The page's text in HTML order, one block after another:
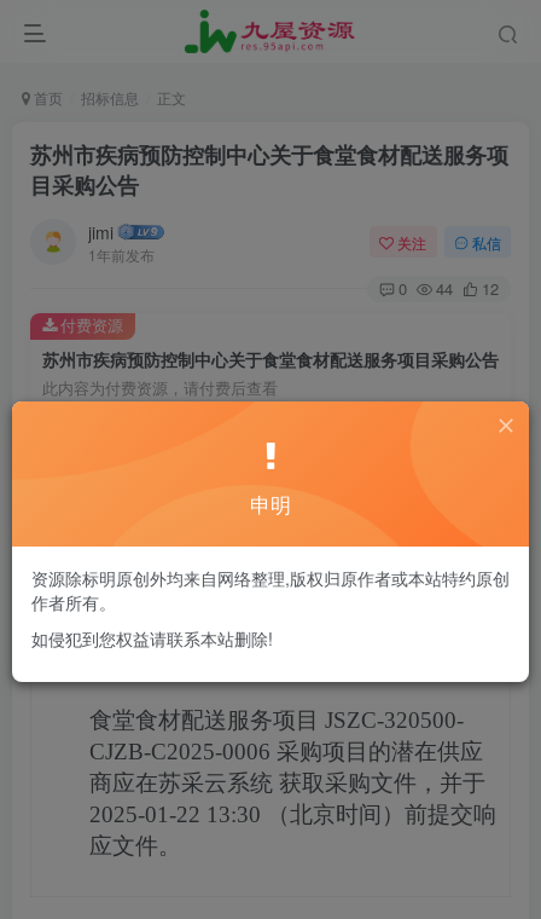
首页 招标信息 正文
苏州市疾病预防控制中心关于食堂食材配送服务项
目采购公告
jimi
1年前发布
关注 私信
0 44 12
苏州市疾病预防控制中心关于食堂食材配送服务项目采购公告
此内容为付费资源，请付费后查看
20
您当前未登录！建议登陆后购买，可保存购买订单
付费资源
食堂食材配送服务项目 JSZC-320500-
CJZB-C2025-0006 采购项目的潜在供应
商应在苏采云系统 获取采购文件，并于
2025-01-22 13:30 （北京时间）前提交响
应文件。
申明
资源除标明原创外均来自网络整理,版权归原作者或本站特约原创
作者所有。
如侵犯到您权益请联系本站删除!